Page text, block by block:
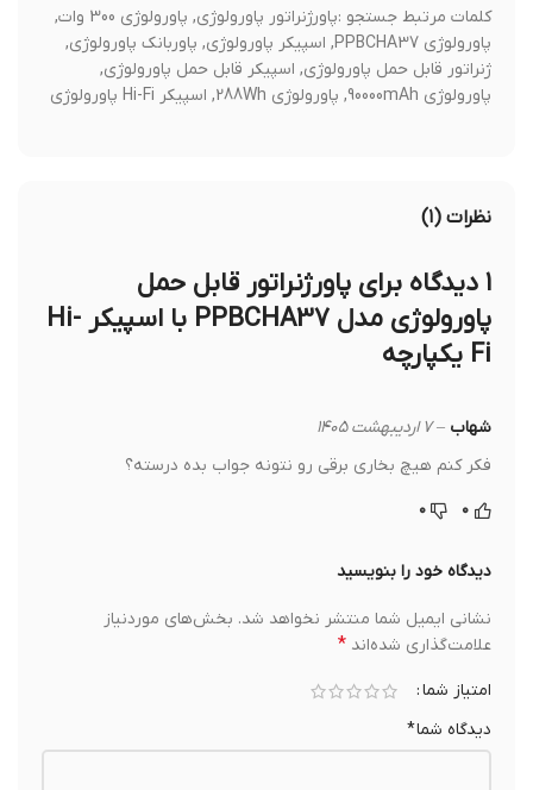
کلمات مرتبط جستجو :پاورژنراتور پاورولوژی, پاورولوژی 300 وات,
پاورولوژی PPBCHA37, اسپیکر پاورولوژی, پاوربانک پاورولوژی,
ژنراتور قابل حمل پاورولوژی, اسپیکر قابل حمل پاورولوژی,
پاورولوژی 90000mAh, پاورولوژی 288Wh, اسپیکر Hi-Fi پاورولوژی
نظرات (۱)
پاورژنراتور قابل حمل
پاورولوژی مدل PPBCHA37 با اسپیکر Hi-
شهاب– ۷ اردیبهشت ۱۴۰۵
فکر کنم هیچ بخاری برقی رو نتونه جواب بده درسته؟
دیدگاه خود را بنویسید
نشانی ایمیل شما منتشر نخواهد شد. بخش‌های موردنیاز
علامت‌گذاری شده‌اند*
امتیاز شما
دیدگاه شما*